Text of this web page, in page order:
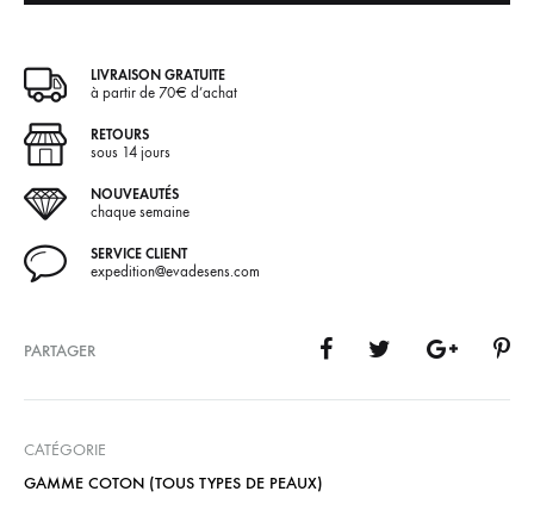
t
v
e
LIVRAISON GRATUITE
à partir de 70€ d’achat
RETOURS
sous 14 jours
NOUVEAUTÉS
chaque semaine
SERVICE CLIENT
expedition@evadesens.com
PARTAGER
CATÉGORIE
GAMME COTON (TOUS TYPES DE PEAUX)